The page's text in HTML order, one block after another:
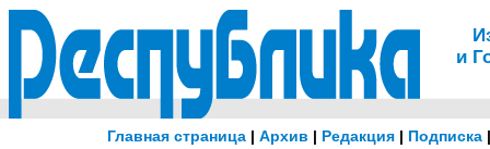
и
Главная страница | Архив | Редакция | Подписка